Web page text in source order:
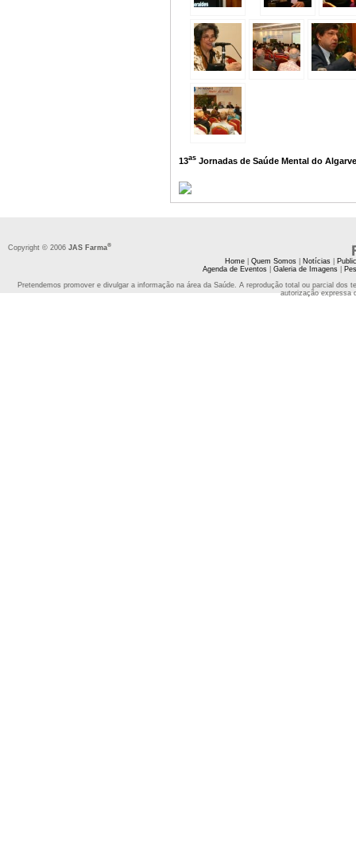
13as Jornadas de Saúde Mental do
Copyright © 2006 JAS Farma®
Home| Quem Somos| Notícias|
Agenda de Eventos| Galeria de Imagens|
Pretendemos promover e divulgar a informação na área da Saúde. A reprodução total ou parcial
autorização expressa